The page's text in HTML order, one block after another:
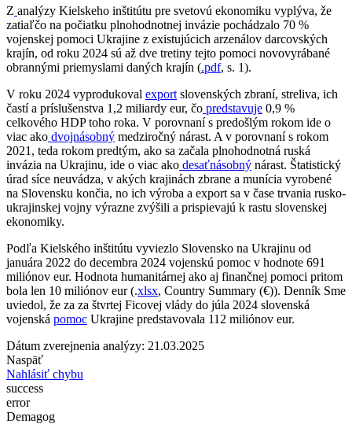
Z analýzy Kielskeho inštitútu pre svetovú ekonomiku vyplýva, že
zatiaľčo na počiatku plnohodnotnej invázie pochádzalo 70 %
vojenskej pomoci Ukrajine z existujúcich arzenálov darcovských
krajín, od roku 2024 sú až dve tretiny tejto pomoci novovyrábané
obrannými priemyslami daných krajín (.pdf, s. 1).
V roku 2024 vyprodukoval export slovenských zbraní, streliva, ich
častí a príslušenstva 1,2 miliardy eur, čo predstavuje 0,9 %
celkového HDP toho roka. V porovnaní s predošlým rokom ide o
viac ako dvojnásobný medziročný nárast. A v porovnaní s rokom
2021, teda rokom predtým, ako sa začala plnohodnotná ruská
invázia na Ukrajinu, ide o viac ako desaťnásobný nárast. Štatistický
úrad síce neuvádza, v akých krajinách zbrane a munícia vyrobené
na Slovensku končia, no ich výroba a export sa v čase trvania rusko-
ukrajinskej vojny výrazne zvýšili a prispievajú k rastu slovenskej
ekonomiky.
Podľa Kielského inštitútu vyviezlo Slovensko na Ukrajinu od
januára 2022 do decembra 2024 vojenskú pomoc v hodnote 691
miliónov eur. Hodnota humanitárnej ako aj finančnej pomoci pritom
bola len 10 miliónov eur (.xlsx, Country Summary (€)). Denník Sme
uviedol, že za za štvrtej Ficovej vlády do júla 2024 slovenská
vojenská pomoc Ukrajine predstavovala 112 miliónov eur.
Dátum zverejnenia analýzy: 21.03.2025
Naspäť
Nahlásiť chybu
success
error
Demagog